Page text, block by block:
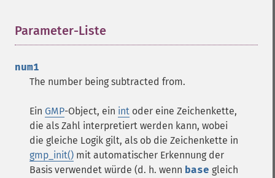
Parameter-Liste
num1
The number being subtracted from.
Ein GMP-Object, ein int oder eine Zeichenkette,
die als Zahl interpretiert werden kann, wobei
die gleiche Logik gilt, als ob die Zeichenkette in
gmp_init() mit automatischer Erkennung der
Basis verwendet würde (d. h. wenn base gleich